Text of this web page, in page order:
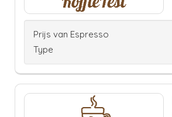
Prijs van Espresso
Type